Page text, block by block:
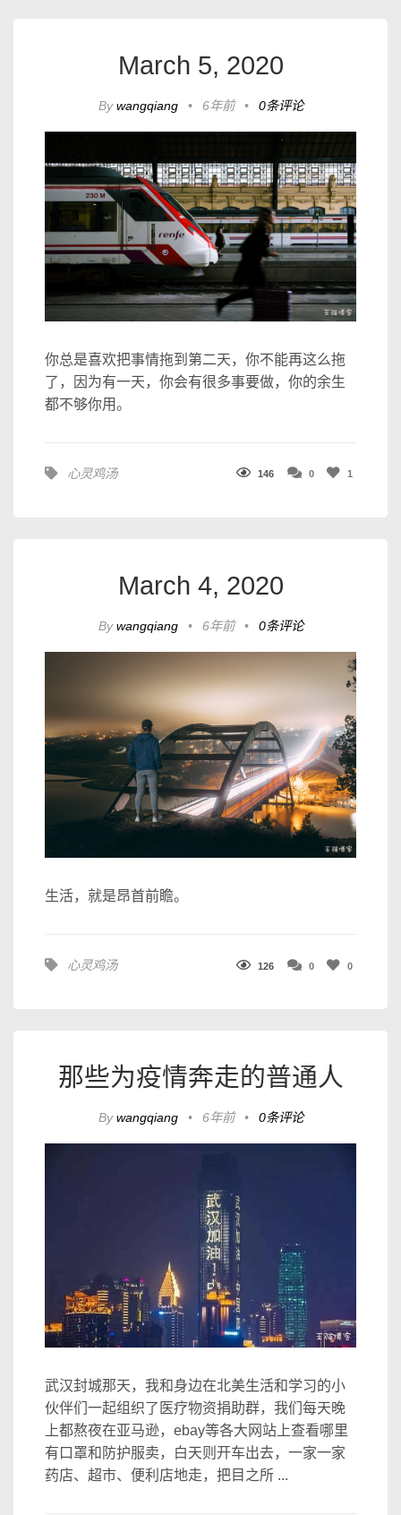
March 5, 2020
Bywangqiang • 6年前 • 0条评论
你总是喜欢把事情拖到第二天，你不能再这么拖
了，因为有一天，你会有很多事要做，你的余生
都不够你用。
心灵鸡汤 146 0 1
March 4, 2020
Bywangqiang • 6年前 • 0条评论
生活，就是昂首前瞻。
心灵鸡汤 126 0 0
那些为疫情奔走的普通人
Bywangqiang • 6年前 • 0条评论
武汉封城那天，我和身边在北美生活和学习的小
伙伴们一起组织了医疗物资捐助群，我们每天晚
上都熬夜在亚马逊，ebay等各大网站上查看哪里
有口罩和防护服卖，白天则开车出去，一家一家
药店、超市、便利店地走，把目之所 ...